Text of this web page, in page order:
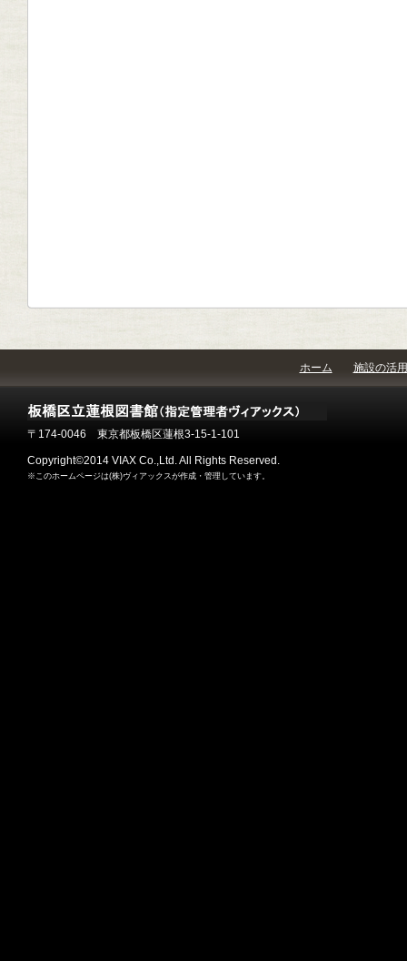
ホーム 施設の活用
〒174-0046 東京都板橋区蓮根3-15-1-101
Copyright©2014 VIAX Co.,Ltd. All Rights Reserved.
※このホームページは(株)ヴィアックスが作成・管理しています。